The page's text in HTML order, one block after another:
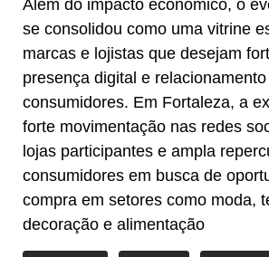
Além do impacto econômico, o
se consolidou como uma vitrine
marcas e lojistas que desejam
presença digital e
consumidores. Em Fortaleza, a
forte movimentação nas redes
lojas participantes e ampla
consumidores em busca de
compra em setores como moda,
decoração e alimentação